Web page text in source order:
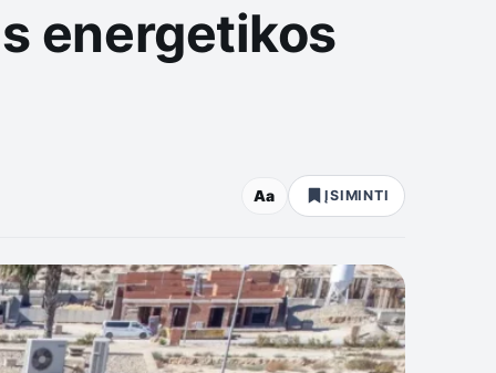
energetikos
Aa ĮSIMINTI